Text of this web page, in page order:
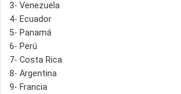
3- Venezuela
4- Ecuador
5- Panamá
6- Perú
7- Costa Rica
8- Argentina
9- Francia